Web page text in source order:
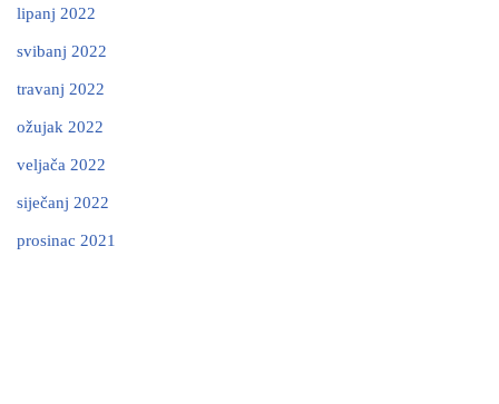
lipanj 2022
svibanj 2022
travanj 2022
ožujak 2022
veljača 2022
siječanj 2022
prosinac 2021